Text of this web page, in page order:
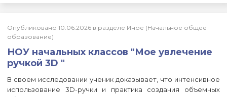
Опубликовано 10.06.2026 в разделе Иное (Начальное общее
образование)
НОУ начальных классов "Мое увлечение
ручкой 3D "
В своем исследовании ученик доказывает, что интенсивное
использование 3D-ручки и практика создания объемных